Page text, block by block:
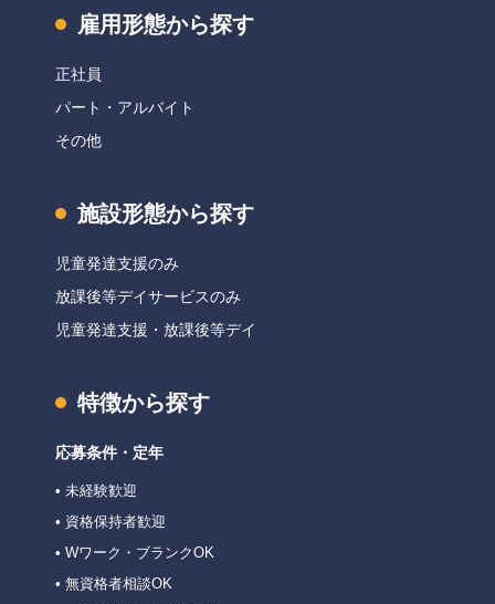
雇用形態から探す
正社員
パート・アルバイト
その他
施設形態から探す
児童発達支援のみ
放課後等デイサービスのみ
児童発達支援・放課後等デイ
特徴から探す
応募条件・定年
• 未経験歓迎
• 資格保持者歓迎
• Wワーク・ブランクOK
• 無資格者相談OK